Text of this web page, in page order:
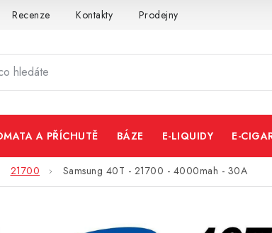
Recenze Kontakty Prodejny
A PŘÍCHUTĚ BÁZE E-LIQUIDY E-
21700 Samsung 40T - 21700 - 4000mah - 30A